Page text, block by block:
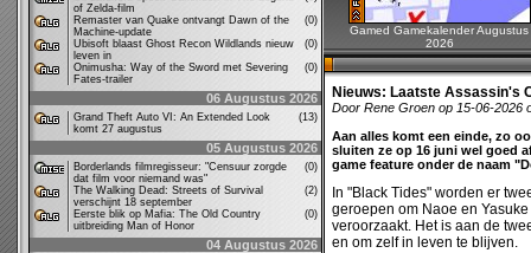
of Zelda-film
Remaster van Quake ontvangt Dawn of the
Machine-update
(0)
Ubisoft blaast Ghost Recon Wildlands nieuw
leven in
(0)
Onimusha: Way of the Sword met Severing
Fates-trailer
(0)
06 Augustus 2026
Grand Theft Auto VI: An Extended Look
komt 27 augustus
(13)
05 Augustus 2026
Borderlands filmregisseur: "Censuur zorgde
dat film voor niemand was"
(0)
The Walking Dead: Streets of Survival
verschijnt 18 september
(2)
Eerste blik op Mafia: The Old Country
uitbreiding Man of Honor
(0)
04 Augustus 2026
Gamed Gamekalender Augustus
2026
Nieuws: Laatste Assassin's
Door Rene Groen op 15-06-2026
Aan alles komt een einde, zo
sluiten ze op 16 juni wel goed
game feature onder de naam
In "Black Tides" worden er
geroepen om Naoe en
veroorzaakt. Het is aan de
en om zelf in leven te blijven.